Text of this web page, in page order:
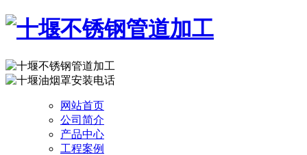
网站首页
公司简介
产品中心
工程案例